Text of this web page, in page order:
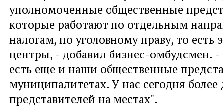
уполномоченные общественные
которые работают по отдельным
налогам, по уголовному праву, то есть
центры, - добавил бизнес-омбудсмен. -
есть еще и наши общественные
муниципалитетах. У нас сегодня более
представителей на местах".